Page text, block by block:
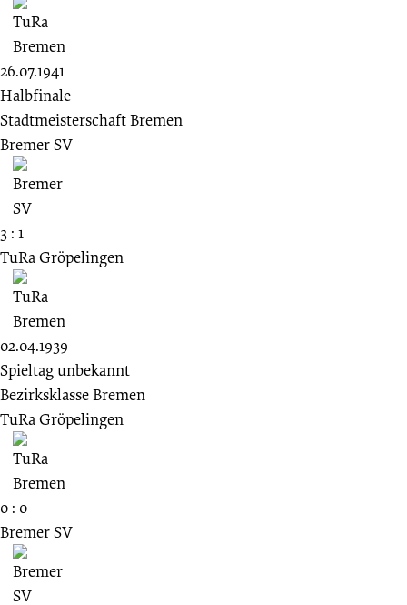
26.07.1941
Halbfinale
Stadtmeisterschaft Bremen
Bremer SV
3 : 1
TuRa Gröpelingen
02.04.1939
Spieltag unbekannt
Bezirksklasse Bremen
TuRa Gröpelingen
0 : 0
Bremer SV